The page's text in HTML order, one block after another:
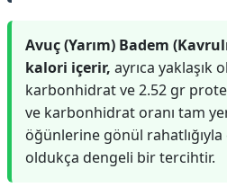
Avuç (Yarım) Badem
kalori içerir, ayrıca yaklaşık
karbonhidrat ve 2.52 gr
ve karbonhidrat oranı tam
öğünlerine gönül
oldukça dengeli bir tercihtir.